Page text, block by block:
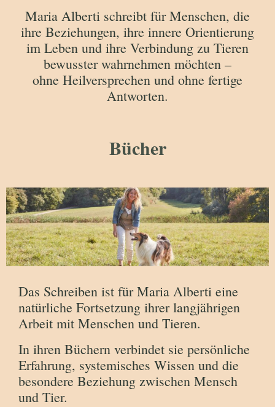
Maria Alberti schreibt für Menschen, die
ihre Beziehungen, ihre innere Orientierung
im Leben und ihre Verbindung zu Tieren
bewusster wahrnehmen möchten –
ohne Heilversprechen und ohne fertige
Antworten.
Bücher
Das Schreiben ist für Maria Alberti eine
natürliche Fortsetzung ihrer langjährigen
Arbeit mit Menschen und Tieren.
In ihren Büchern verbindet sie persönliche
Erfahrung, systemisches Wissen und die
besondere Beziehung zwischen Mensch
und Tier.